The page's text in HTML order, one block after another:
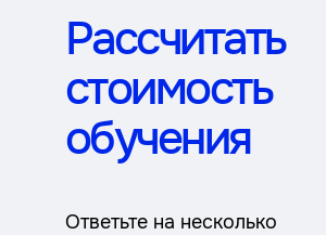
Рассчитать
стоимость
обучения
Ответьте на несколько